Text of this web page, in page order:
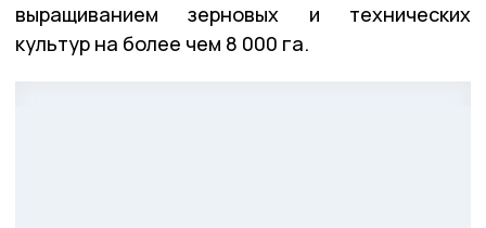
выращиванием зерновых и технических
культур на более чем 8 000 га.